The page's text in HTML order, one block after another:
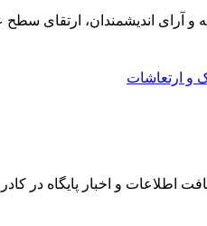
و آرای اندیشمندان،
و ارتعاشات
اطلاعات و اخبار پايگاه در كادر